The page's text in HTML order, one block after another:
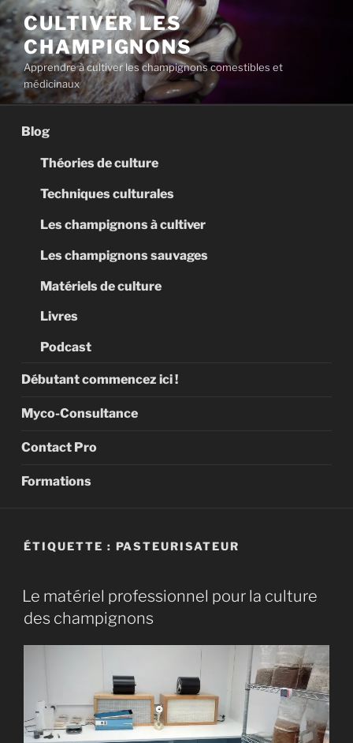
Aller
au
contenu
principal
CULTIVER LES
CHAMPIGNONS
Apprendre à cultiver les champignons comestibles et
médicinaux
Blog
Théories de culture
Techniques culturales
Les champignons à cultiver
Les champignons sauvages
Matériels de culture
Livres
Podcast
Débutant commencez ici !
Myco-Consultance
Contact Pro
Formations
ÉTIQUETTE : PASTEURISATEUR
Le matériel professionnel pour la culture
des champignons